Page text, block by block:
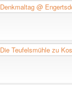
Denkmaltag @
Die Teufelsmühle zu